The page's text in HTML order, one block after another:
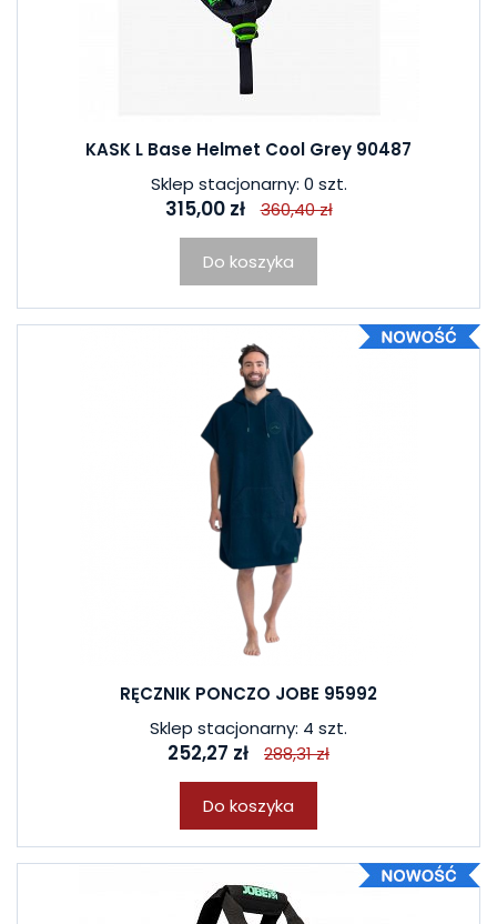
KASK L Base Helmet Cool Grey 90487
Sklep stacjonarny: 0 szt.
315,00 zł 360,40 zł
Do koszyka
RĘCZNIK PONCZO JOBE 95992
Sklep stacjonarny: 4 szt.
252,27 zł 288,31 zł
Do koszyka